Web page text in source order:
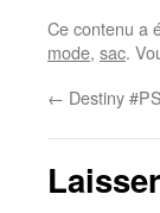
Ce contenu a
mode, sac.
← Destiny